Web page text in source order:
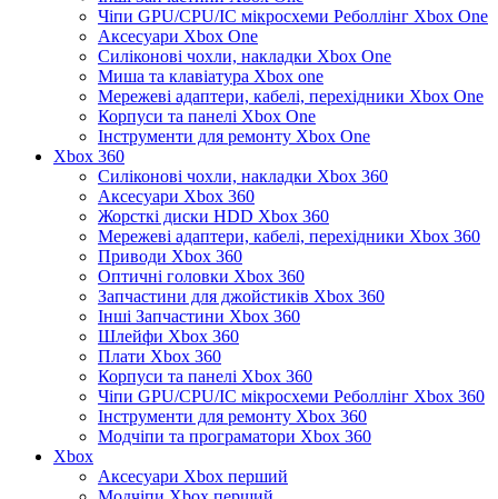
Чіпи GPU/CPU/IC мікросхеми Реболлінг Xbox One
Аксесуари Xbox One
Силіконові чохли, накладки Xbox One
Миша та клавіатура Xbox one
Мережеві адаптери, кабелі, перехідники Xbox One
Корпуси та панелі Xbox One
Інструменти для ремонту Xbox One
Xbox 360
Силіконові чохли, накладки Xbox 360
Аксесуари Xbox 360
Жорсткі диски HDD Xbox 360
Мережеві адаптери, кабелі, перехідники Xbox 360
Приводи Xbox 360
Оптичні головки Xbox 360
Запчастини для джойстиків Xbox 360
Інші Запчастини Xbox 360
Шлейфи Xbox 360
Плати Xbox 360
Корпуси та панелі Xbox 360
Чіпи GPU/CPU/IC мікросхеми Реболлінг Xbox 360
Інструменти для ремонту Xbox 360
Модчіпи та програматори Xbox 360
Xbox
Аксесуари Xbox перший